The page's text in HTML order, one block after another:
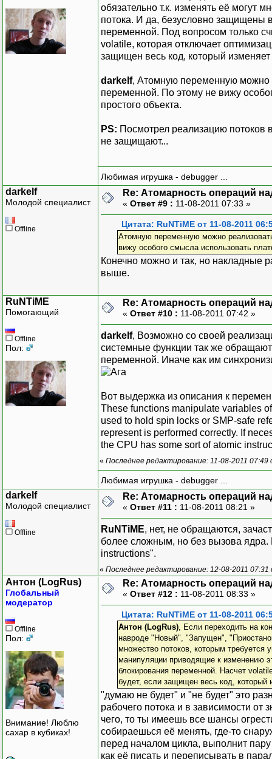
обязательно т.к. изменять её могут
потока. И да, безусловно защищены
переменной. Под вопросом только
volatile, которая отключает
защищен весь код, который
darkelf, Атомную переменную можно
переменной. По этому не вижу
простого объекта.
PS: Посмотрел реализацию потоков
не защищают...
Любимая игрушка - debugger ...
darkelf
Молодой специалист
Offline
Re: Атомарность операций
« Ответ #9 : 11-08-2011 07:33 »
Цитата: RuNTiME от 11-08-2011
Атомную переменную можно
вижу особого смысла использовать
Конечно можно и так, но накладные
выше.
RuNTiME
Помогающий
Offline
Пол:
Re: Атомарность операций
« Ответ #10 : 11-08-2011 07:42 »
darkelf, Возможно со своей
системные функции так же
переменной. Иначе как им
Вот выдержка из описания к
These functions manipulate variables
used to hold spin locks or SMP-safe
represent is performed correctly. If
the CPU has some sort of atomic
« Последнее редактирование: 11-08-2011 07:49
Любимая игрушка - debugger ...
darkelf
Молодой специалист
Offline
Re: Атомарность операций
« Ответ #11 : 11-08-2011 08:21 »
RuNTiME, нет, не обращаются,
более сложным, но без вызова ядра.
instructions".
« Последнее редактирование: 12-08-2011 07:31
Антон (LogRus)
Глобальный
модератор
Offline
Пол:
Внимание! Люблю
сахар в кубиках!
Re: Атомарность операций
« Ответ #12 : 11-08-2011 08:33 »
Цитата: RuNTiME от 11-08-2011
Антон (LogRus), Если переходить на
навроде "Новый", "Запущен",
множество потоков, которым
манипуляции приводящие к изменению
блокирования переменной. Насчет
будет, если защищен весь код, который
"думаю не будет" и "не будет" это
рабочего потока и в зависимости
чего, то ты имеешь все шансы
собираешься её менять, где-то
перед началом цикла, выполнит
как её писать и переписывать в